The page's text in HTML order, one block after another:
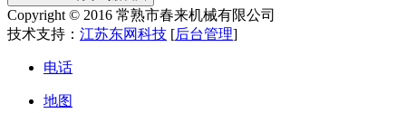
Copyright © 2016 常熟市春来机械有限公司
技术支持： 江苏东网科技 [后台管理]
电话
地图